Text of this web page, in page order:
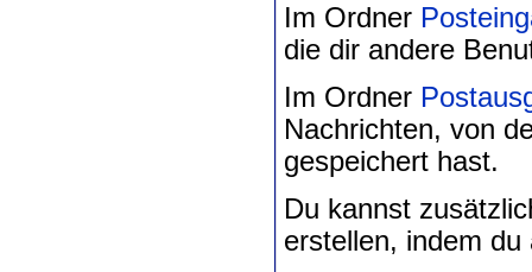
Im Ordner
die dir andere
Im Ordner
Nachrichten, von
gespeichert hast.
Du kannst
erstellen, indem